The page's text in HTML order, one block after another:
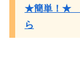
★簡単！★
ら